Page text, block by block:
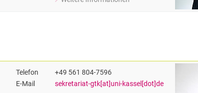
zu Prof. Dr.-Ing. Martin Fehlbier
Telefon
+49 561 804-7596
E-Mail
sekretariat-gtk[at]uni-kassel[dot]de